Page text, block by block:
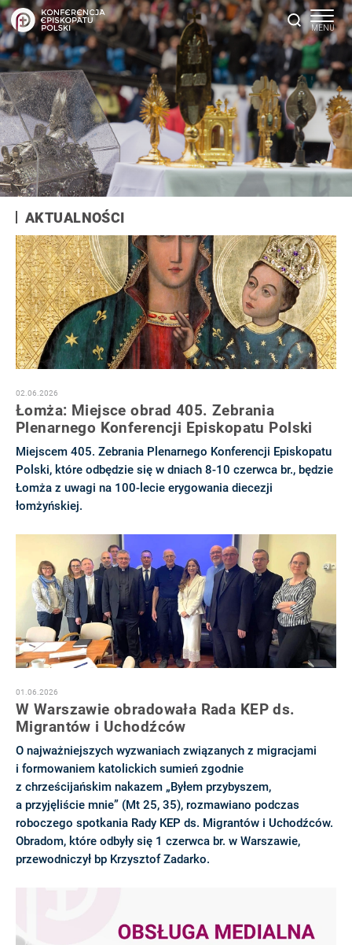
AKTUALNOŚCI
02.06.2026
Łomża: Miejsce obrad 405. Zebrania
Plenarnego Konferencji Episkopatu Polski
Miejscem 405. Zebrania Plenarnego Konferencji Episkopatu
Polski, które odbędzie się w dniach 8-10 czerwca br., będzie
Łomża z uwagi na 100-lecie erygowania diecezji
łomżyńskiej.
01.06.2026
W Warszawie obradowała Rada KEP ds.
Migrantów i Uchodźców
O najważniejszych wyzwaniach związanych z migracjami
i formowaniem katolickich sumień zgodnie
z chrześcijańskim nakazem „Byłem przybyszem,
a przyjęliście mnie” (Mt 25, 35), rozmawiano podczas
roboczego spotkania Rady KEP ds. Migrantów i Uchodźców.
Obradom, które odbyły się 1 czerwca br. w Warszawie,
przewodniczył bp Krzysztof Zadarko.